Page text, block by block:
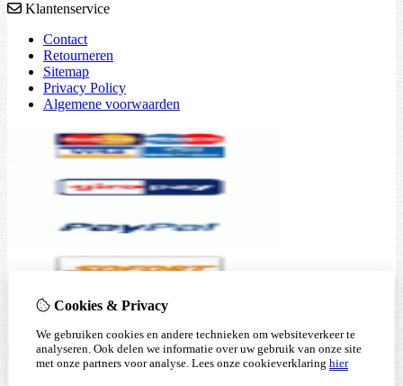
Klantenservice
Contact
Retourneren
Sitemap
Privacy Policy
Algemene voorwaarden
Cookies & Privacy
We gebruiken cookies en andere technieken om websiteverkeer te
analyseren. Ook delen we informatie over uw gebruik van onze site
met onze partners voor analyse. Lees onze cookieverklaring hier